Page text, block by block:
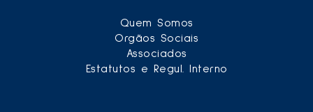
Quem Somos
Orgãos Sociais
Associados
Estatutos e Regul. Interno